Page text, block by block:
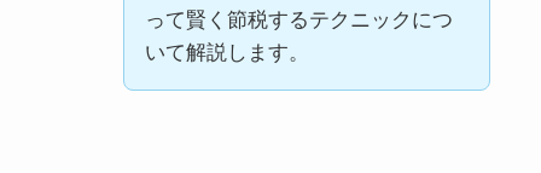
って賢く節税するテクニックにつ
いて解説します。